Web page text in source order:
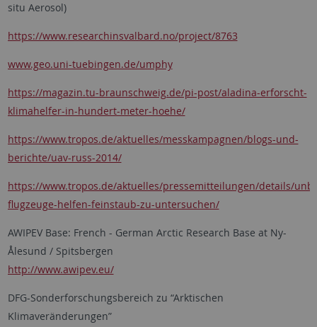
situ Aerosol)
https://www.researchinsvalbard.no/project/8763
www.geo.uni-tuebingen.de/umphy
https://magazin.tu-braunschweig.de/pi-post/aladina-erforscht-
klimahelfer-in-hundert-meter-hoehe/
https://www.tropos.de/aktuelles/messkampagnen/blogs-und-
berichte/uav-russ-2014/
https://www.tropos.de/aktuelles/pressemitteilungen/details/
flugzeuge-helfen-feinstaub-zu-untersuchen/
AWIPEV Base: French - German Arctic Research Base at Ny-
Ålesund / Spitsbergen
http://www.awipev.eu/
DFG-Sonderforschungsbereich zu “Arktischen
Klimaveränderungen”